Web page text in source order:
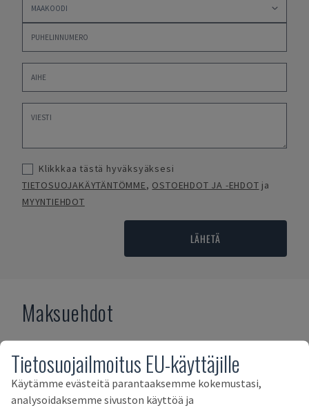
Klikkkaa tästä hyväksyäksesi
TIETOSUOJAKÄYTÄNTÖMME, OSTOEHDOT JA -EHDOT ja
MYYNTIEHDOT
LÄHETÄ
Maksuehdot
Tietosuojailmoitus EU-käyttäjille
Käytämme evästeitä parantaaksemme kokemustasi,
analysoidaksemme sivuston käyttöä ja